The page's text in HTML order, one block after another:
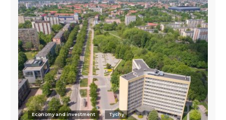
Economy and investment Tychy